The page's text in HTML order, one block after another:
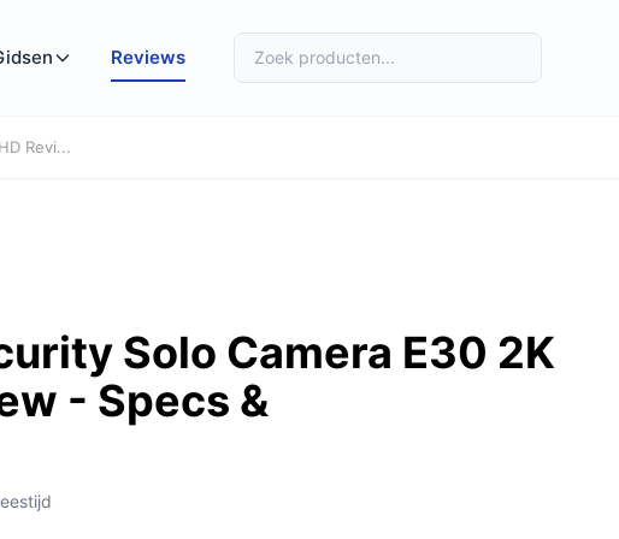
Reviews
Revi...
Solo Camera E30 2K
- Specs &